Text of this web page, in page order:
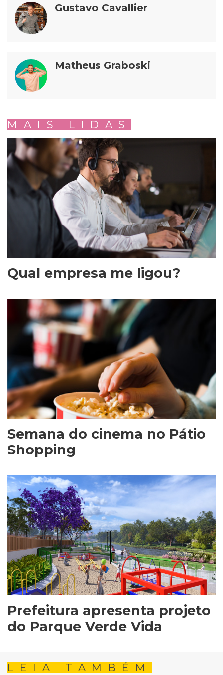
Gustavo Cavallier
Matheus Graboski
MAIS LIDAS
Qual empresa me ligou?
Semana do cinema no Pátio
Shopping
Prefeitura apresenta projeto
do Parque Verde Vida
LEIA TAMBÉM